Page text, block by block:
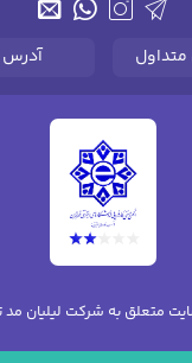
شوینده ممکن است
کشیدگی شود.
روز مناسب باشد.
کرم دست بهتر
چربی باقی‌مانده
توجه کنید.
یا ابزارهای مختلف
متعلق به شرکت لیلیان مد